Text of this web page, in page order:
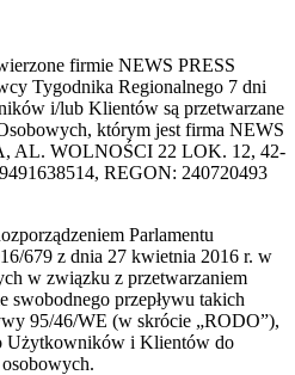
firmie NEWS PRESS
Tygodnika Regionalnego 7 dni
i/lub Klientów są przetwarzane
którym jest firma NEWS
AL. WOLNOŚCI 22 LOK. 12, 42-
REGON: 240720493
Parlamentu
679 z dnia 27 kwietnia 2016 r. w
w związku z przetwarzaniem
swobodnego przepływu takich
95/46/WE (w skrócie „RODO”),
Użytkowników i Klientów do